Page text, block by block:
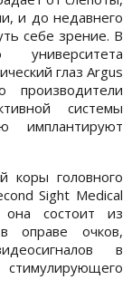
и до недавнего
себе зрение. В
глаз Argus
системы
имплантируют
коры головного
Sight Medical
состоит из
оправе очков,
в
стимулирующего